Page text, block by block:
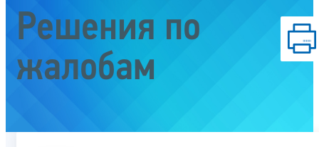
Решения по
жалобам